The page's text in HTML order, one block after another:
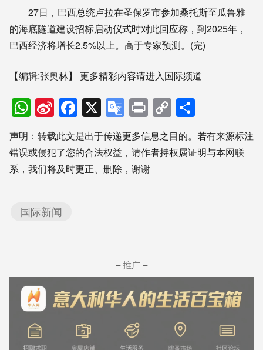
27日，巴西总统卢拉在圣保罗市参加桑托斯至瓜鲁雅
的海底隧道建设招标启动仪式时对此回应称，到2025年，
巴西经济将增长2.5%以上。高于专家预测。(完)
【编辑:张奥林】 更多精彩内容请进入国际频道
WhatsApp
Sina
Weibo
Facebook
X Google
Translate
PrintCopy
Link享
声明：转载此文是出于传递更多信息之目的。若有来源标注
错误或侵犯了您的合法权益，请作者持权属证明与本网联
系，我们将及时更正、删除，谢谢
国际新闻
– 推广 –